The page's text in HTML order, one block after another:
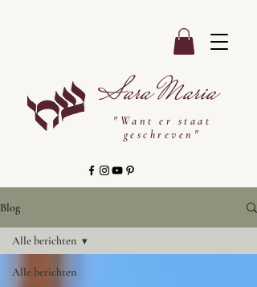
Sara Maria
"Want er staat
geschreven"
Blog
Alle berichten
Alle berichten